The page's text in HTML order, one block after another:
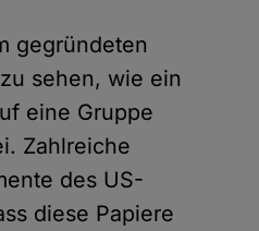
gegründeten
sehen, wie ein
eine Gruppe
Zahlreiche
des US-
diese Papiere